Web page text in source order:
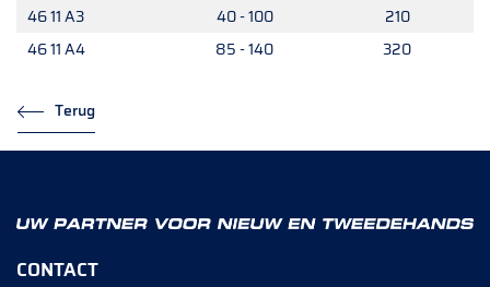
46 11 A3
40 - 100
210
46 11 A4
85 - 140 320
Terug
CONTACT